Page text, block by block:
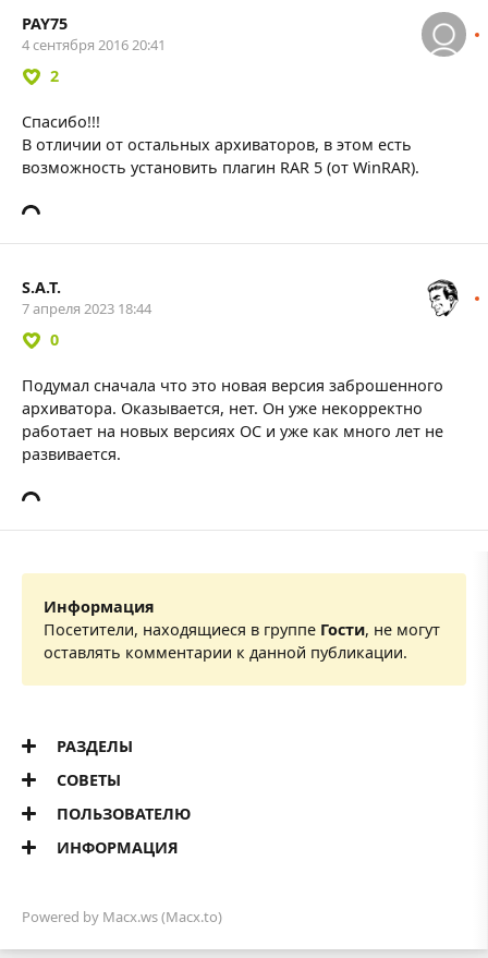
PAY75
4 сентября 2016 20:41
2
Спасибо!!!
В отличии от остальных архиваторов, в этом есть
возможность установить плагин RAR 5 (от WinRAR).
S.A.T.
7 апреля 2023 18:44
0
Подумал сначала что это новая версия заброшенного
архиватора. Оказывается, нет. Он уже некорректно
работает на новых версиях ОС и уже как много лет не
развивается.
Информация
Посетители, находящиеся в группе Гости, не могут
оставлять комментарии к данной публикации.
РАЗДЕЛЫ
СОВЕТЫ
ПОЛЬЗОВАТЕЛЮ
ИНФОРМАЦИЯ
Powered by Macx.ws(Macx.to)